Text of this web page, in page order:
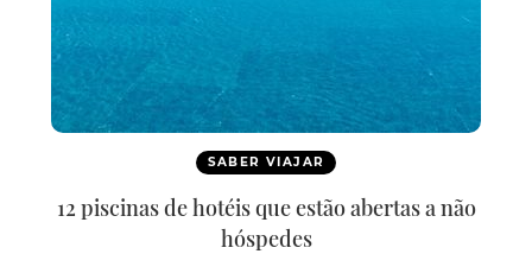
SABER VIAJAR
12 piscinas de hotéis que estão abertas a não
hóspedes